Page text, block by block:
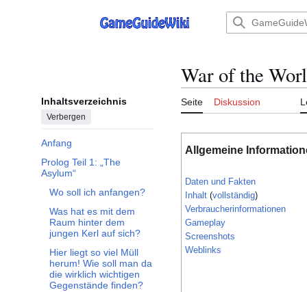
Inhaltsverzeichnis
Verbergen
Anfang
Prolog Teil 1: „The
Asylum“
Unterabschnitt Prolog Teil 1: „The Asylum“ umschalten
Wo soll ich anfangen?
Was hat es mit dem
Raum hinter dem
jungen Kerl auf sich?
Hier liegt so viel Müll
herum! Wie soll man da
die wirklich wichtigen
Gegenstände finden?
War of the
Seite Diskussion
Allgemeine
Daten und Fakten
Inhalt (vollständig)
Verbraucherinformationen
Gameplay
Screenshots
Weblinks